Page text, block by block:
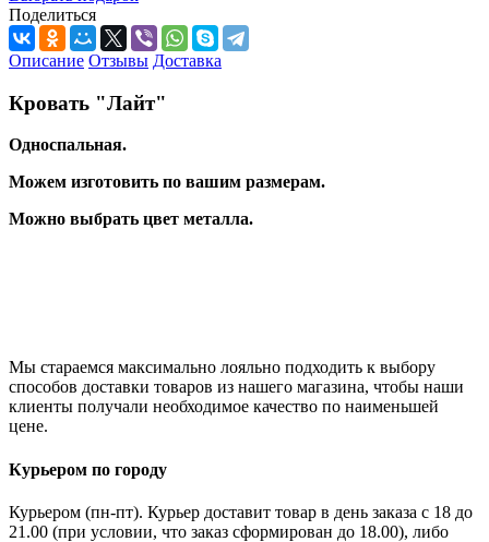
Поделиться
Описание Отзывы Доставка
Кровать "Лайт"
Односпальная.
Можем изготовить по вашим размерам.
Можно выбрать цвет металла.
Мы стараемся максимально лояльно подходить к выбору
способов доставки товаров из нашего магазина, чтобы наши
клиенты получали необходимое качество по наименьшей
цене.
Курьером по городу
Курьером (пн-пт). Курьер доставит товар в день заказа с 18 до
21.00 (при условии, что заказ сформирован до 18.00), либо